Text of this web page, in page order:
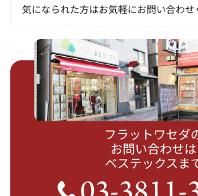
気になられた方はお気軽にお問い合わ
フラットワセダ
お問い合わせは
ベステックスま